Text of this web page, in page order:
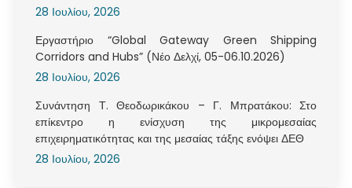
28 Ιουλίου, 2026
Εργαστήριο “Global Gateway Green Shipping
Corridors and Hubs” (Νέο Δελχί, 05-06.10.2026)
28 Ιουλίου, 2026
Συνάντηση Τ. Θεοδωρικάκου – Γ. Μπρατάκου: Στο
επίκεντρο η ενίσχυση της μικρομεσαίας
επιχειρηματικότητας και της μεσαίας τάξης ενόψει ΔΕΘ
28 Ιουλίου, 2026